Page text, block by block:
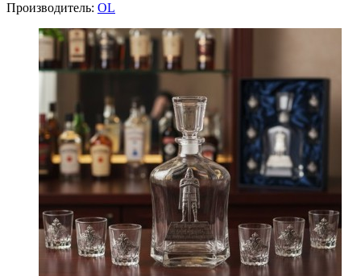
Производитель: OL